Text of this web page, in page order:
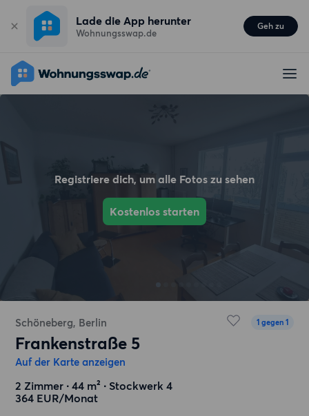
Lade die App herunter
Wohnungsswap.de
Geh zu
Registriere dich, um alle Fotos zu sehen
Kostenlos starten
Schöneberg, Berlin 1 gegen 1
Frankenstraße 5
Auf der Karte anzeigen
2 Zimmer ∙ 44 m² ∙ Stockwerk 4
364 EUR/Monat